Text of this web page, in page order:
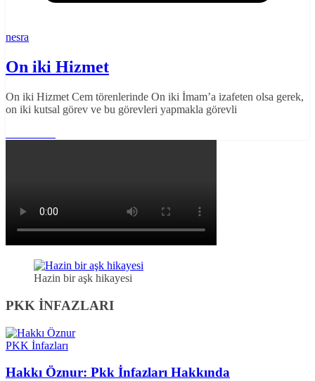
nesra
On iki Hizmet
On iki Hizmet Cem törenlerinde On iki İmam’a izafeten olsa gerek,
on iki kutsal görev ve bu görevleri yapmakla görevli
Hazin bir aşk hikayesi
PKK İNFAZLARI
PKK İnfazları
Hakkı Öznur: Pkk İnfazları Hakkında